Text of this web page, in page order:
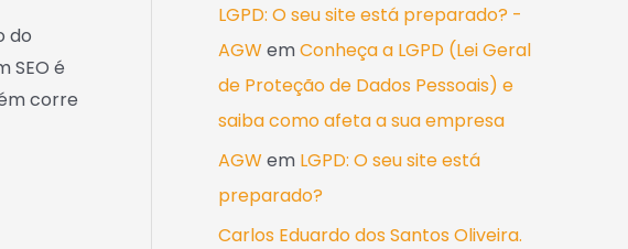
do
SEO é
corre
LGPD: O seu site está preparado? -
AGW emConheça a LGPD (Lei Geral
de Proteção de Dados Pessoais) e
saiba como afeta a sua empresa
AGW em LGPD: O seu site está
preparado?
Carlos Eduardo dos Santos Oliveira.